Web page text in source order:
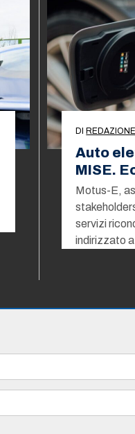
DIREDAZIONE
Auto
MISE.
Motus-E,
servizi
indirizzato